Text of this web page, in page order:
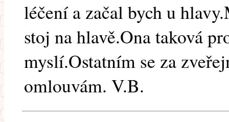
léčení a začal bych u
stoj na hlavě.Ona taková
myslí.Ostatním se za
omlouvám. V.B.